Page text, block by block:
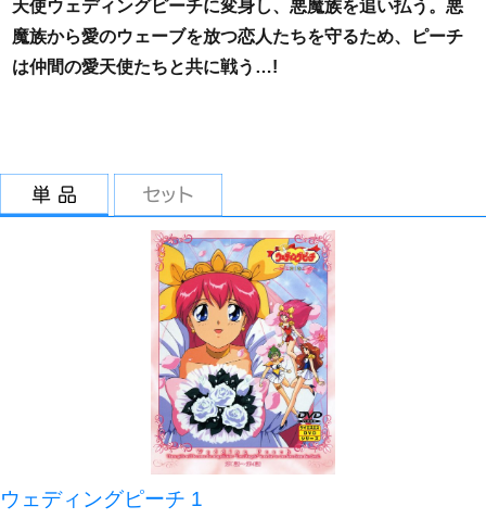
天使ウェディングピーチに変身し、悪魔族を追い払う。悪
魔族から愛のウェーブを放つ恋人たちを守るため、ピーチ
は仲間の愛天使たちと共に戦う…!
ウェディングピーチ 1